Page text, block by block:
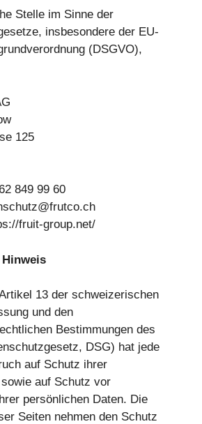
Stelle im Sinne der
insbesondere der EU-
(DSGVO),
125
849 99 60
fruit-group.net/
13 der schweizerischen
und den
Bestimmungen des
DSG) hat jede
auf Schutz ihrer
auf Schutz vor
persönlichen Daten. Die
Seiten nehmen den Schutz